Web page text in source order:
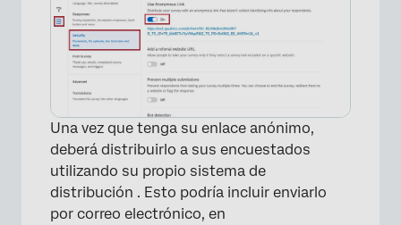
×
Una vez que tenga su enlace anónimo,
deberá distribuirlo a sus encuestados
utilizando su propio sistema de
distribución . Esto podría incluir enviarlo
por correo electrónico, en